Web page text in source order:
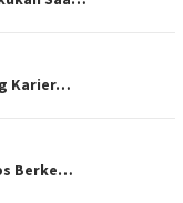
Karier…
Berke…